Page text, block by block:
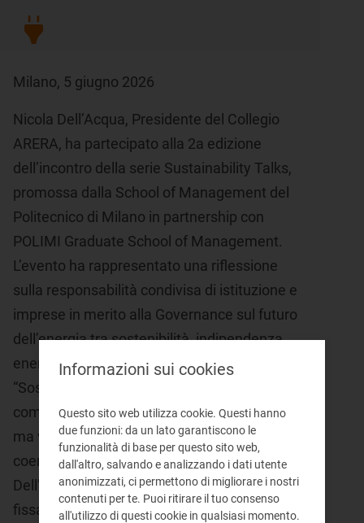
Milano, 5 giugno 2026
Nicola Dell’Acqua, Presidente del Collegio
ARERA, ha partecipato alla 2a edizione
dell’incontro della serie Sustainability Talks,
promossa dalla School of Management del
Politecnico di Milano in partnership con
POLIMI Graduate School of Management.
L’evento ha rappresentato una riflessione
sulla responsabilità condivisa di istituzione e
imprese in merito alla Governance sul futuro
dell’energia tra sostenibilità, indipendenza
energetica e competitività.
“Sostenibilità, sicurezza energetica e
competitività non sono obiettivi alternativi,
ma vanno tenuti insieme dentro una strategia
coerente di lungo periodo - ha dichiarato
Dell’Acqua “In tale prospettiva è opportuno
fissare alcune priorità: qualità e stabilità della
Informazioni sui cookies
Questo sito web utilizza cookie. Questi hanno
due funzioni: da un lato garantiscono le
funzionalità di base per questo sito web,
dall'altro, salvando e analizzando i dati utente
anonimizzati, ci permettono di migliorare i nostri
contenuti per te. Puoi ritirare il tuo consenso
all'utilizzo di questi cookie in qualsiasi momento.